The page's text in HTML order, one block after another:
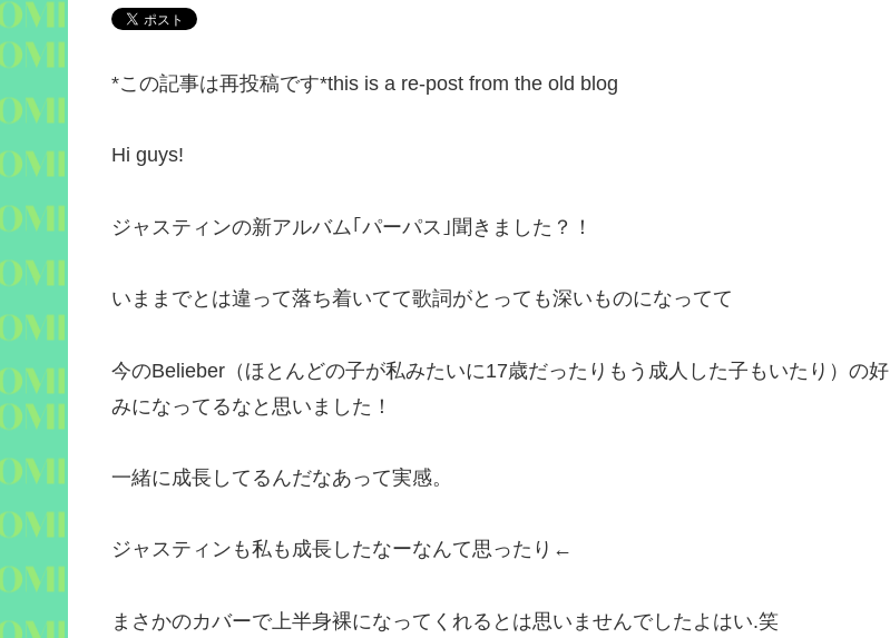
*この記事は再投稿です*this is a re-post from the old blog
Hi guys!
ジャスティンの新アルバム｢パーパス｣聞きました？！
いままでとは違って落ち着いてて歌詞がとっても深いものになってて
今のBelieber（ほとんどの子が私みたいに17歳だったりもう成人した子もいたり）の好
みになってるなと思いました！
一緒に成長してるんだなあって実感。
ジャスティンも私も成長したなーなんて思ったり←
まさかのカバーで上半身裸になってくれるとは思いませんでしたよはい.笑